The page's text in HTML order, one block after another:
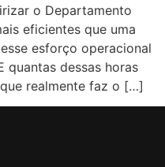
o Departamento
eficientes que uma
esforço operacional
quantas dessas horas
realmente faz o […]